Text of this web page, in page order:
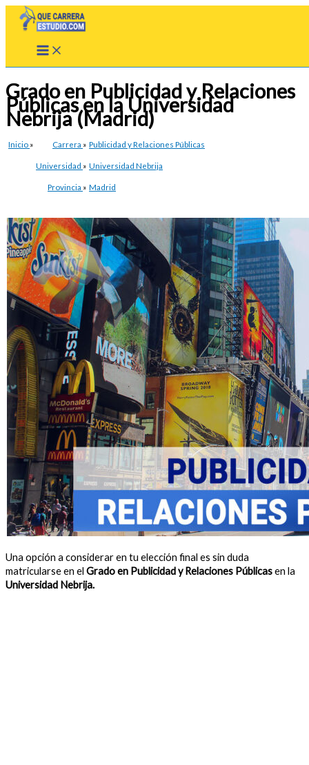
Grado en Publicidad y Relaciones
Públicas en la Universidad
Nebrija (Madrid)
Inicio » Carrera » Publicidad y Relaciones Públicas
Universidad » Universidad Nebrija
Provincia » Madrid
Una opción a considerar en tu elección final es sin duda
matricularse en el Grado en Publicidad y Relaciones Públicasen la
Universidad Nebrija.